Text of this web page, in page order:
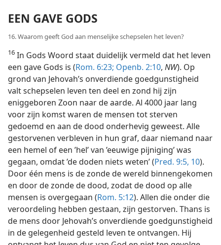
EEN GAVE GODS
16. Waarom geeft God aan menselijke schepselen het leven?
16 In Gods Woord staat duidelijk vermeld dat het leven
een gave Gods is (Rom. 6:23; Openb. 2:10, NW). Op
grond van Jehovah’s onverdiende goedgunstigheid
valt schepselen leven ten deel en zond hij zijn
eniggeboren Zoon naar de aarde. Al 4000 jaar lang
voor zijn komst waren de mensen tot sterven
gedoemd en aan de dood onderhevig geweest. Alle
gestorvenen verbleven in hun graf, daar niemand naar
een hemel of een ’hel’ van ’eeuwige pijniging’ was
gegaan, omdat ’de doden niets weten’ (Pred. 9:5, 10).
Door één mens is de zonde de wereld binnengekomen
en door de zonde de dood, zodat de dood op alle
mensen is overgegaan (Rom. 5:12). Allen die onder die
veroordeling hebben gestaan, zijn gestorven. Thans is
de mens door Jehovah’s onverdiende goedgunstigheid
in de gelegenheid gesteld leven te ontvangen. Hij